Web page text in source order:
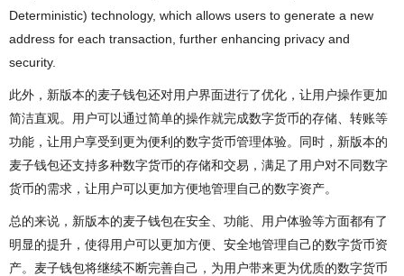
Deterministic) technology, which allows users to generate a new
address for each transaction, further enhancing privacy and
security.
此外，新版本的麦子钱包还对用户界面进行了优化，让用户操作更加
简洁直观。用户可以通过简单的操作就完成数字货币的存储、转账等
功能，让用户享受到更为便利的数字货币管理体验。同时，新版本的
麦子钱包还支持多种数字货币的存储和交易，满足了用户对不同数字
货币的需求，让用户可以更加方便地管理自己的数字资产。
总的来说，新版本的麦子钱包在安全、功能、用户体验等方面都有了
明显的提升，使得用户可以更加方便、安全地管理自己的数字货币资
产。麦子钱包将继续不断完善自己，为用户带来更为优质的数字货币